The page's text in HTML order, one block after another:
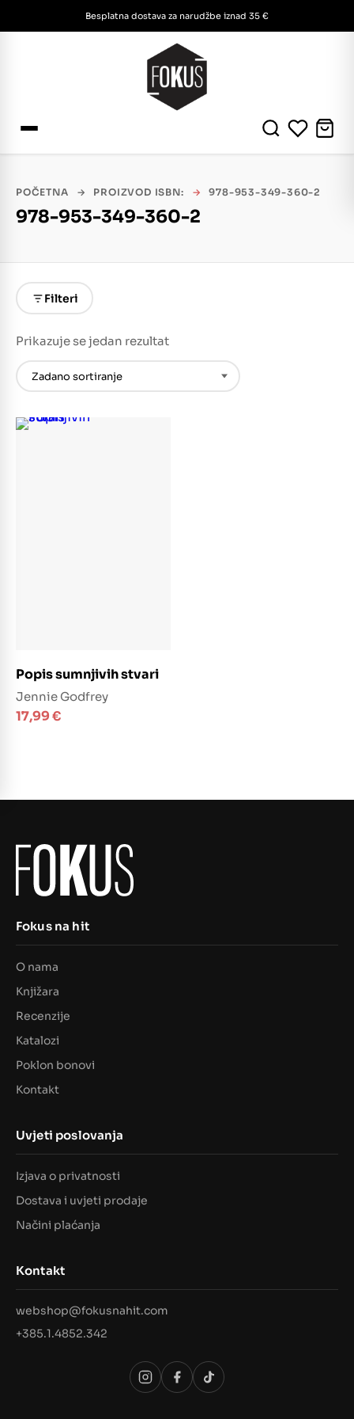
Besplatna dostava za narudžbe iznad 35 €
POČETNA → PROIZVOD ISBN: → 978-953-349-360-2
978-953-349-360-2
Filteri
Prikazuje se jedan rezultat
Popis sumnjivih stvari
Jennie Godfrey
17,99€
Fokus na hit
O nama
Knjižara
Recenzije
Katalozi
Poklon bonovi
Kontakt
Uvjeti poslovanja
Izjava o privatnosti
Dostava i uvjeti prodaje
Načini plaćanja
Kontakt
webshop@fokusnahit.com
+385.1.4852.342